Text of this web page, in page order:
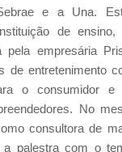
e a Una.
de
pela empresária
de entretenimento
o consumidor e
No
consultora de
a palestra com o